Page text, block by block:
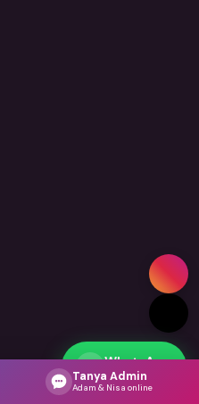
WhatsApp
Respons cepat
Tanya Admin
Adam & Nisa online